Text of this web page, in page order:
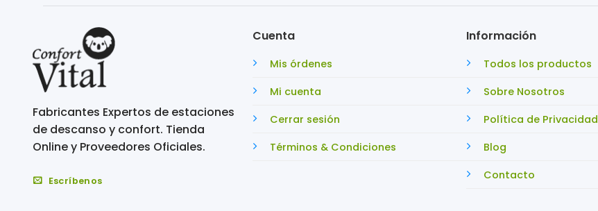
Fabricantes Expertos de estaciones
de descanso y confort. Tienda
Online y Proveedores Oficiales.
Escríbenos
Cuenta
Mis órdenes
Mi cuenta
Cerrar sesión
Términos & Condiciones
Información
Todos los productos
Sobre Nosotros
Política de Privacidad
Blog
Contacto